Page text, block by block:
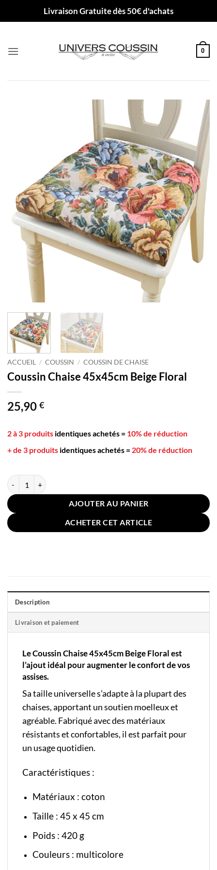
Livraison Gratuite dès 50€ d'achats
0
ACCUEIL / COUSSIN / COUSSIN DE CHAISE
Coussin Chaise 45x45cm Beige Floral
25,90 €
2 à 3 produits identiques achetés = 10% de réduction
+ de 3 produits identiques achetés = 20% de réduction
quantité de Coussin Chaise 45x45cm Beige Floral
AJOUTER AU PANIER
ACHETER CET ARTICLE
Description
Livraison et paiement
Le Coussin Chaise 45x45cm Beige Floral est
l’ajout idéal pour augmenter le confort de vos
assises.
Sa taille universelle s’adapte à la plupart des
chaises, apportant un soutien moelleux et
agréable. Fabriqué avec des matériaux
résistants et confortables, il est parfait pour
un usage quotidien.
Caractéristiques :
Matériaux : coton
Taille : 45 x 45 cm
Poids : 420 g
Couleurs : multicolore